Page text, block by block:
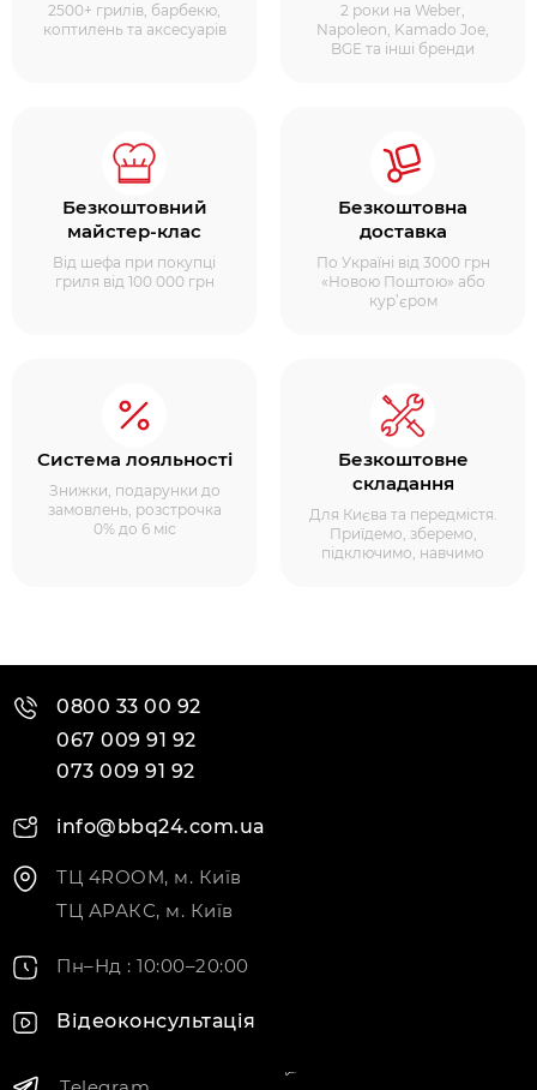
2500+ грилів, барбекю,
коптилень та аксесуарів
2 роки на Weber,
Napoleon, Kamado Joe,
BGE та інші бренди
Безкоштовний
майстер-клас
Від шефа при покупці
гриля від 100 000 грн
Безкоштовна
доставка
По Україні від 3000 грн
«Новою Поштою» або
кур’єром
Система лояльності
Знижки, подарунки до
замовлень, розстрочка
0% до 6 міс
Безкоштовне
складання
Для Києва та передмістя.
Приїдемо, зберемо,
підключимо, навчимо
0800 33 00 92
067 009 91 92
073 009 91 92
info@bbq24.com.ua
ТЦ 4ROOM, м. Київ
ТЦ АРАКС, м. Київ
Пн–Нд : 10:00–20:00
Відеоконсультація